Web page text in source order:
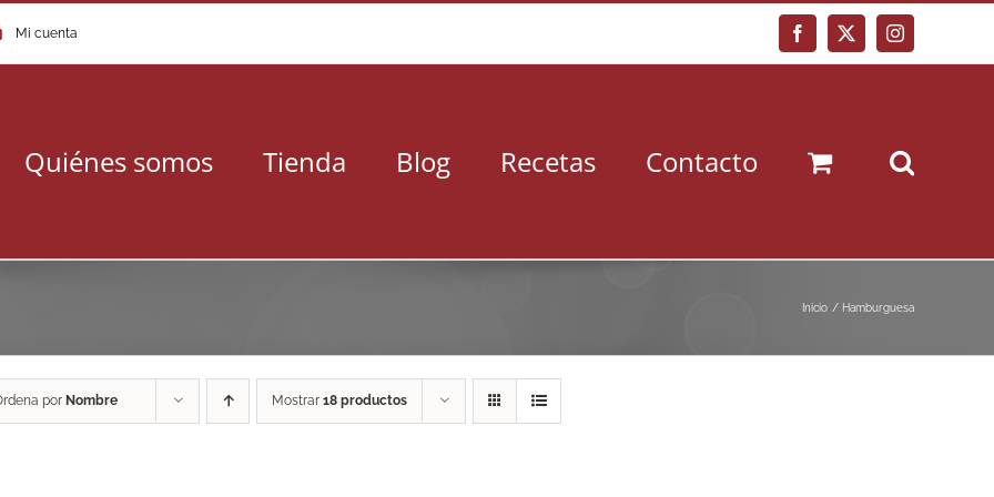
Mi cuenta Facebook
X Instagram
Quiénes somos Tienda Blog Recetas Contacto
Inicio Hamburguesa
por Nombre Mostrar 18 productos